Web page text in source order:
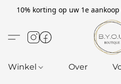
10% korting op uw 1e aankoop
Winkel Over